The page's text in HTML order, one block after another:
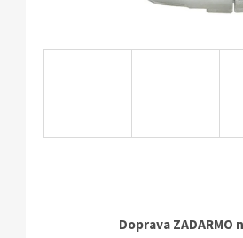
Doprava ZADARMO